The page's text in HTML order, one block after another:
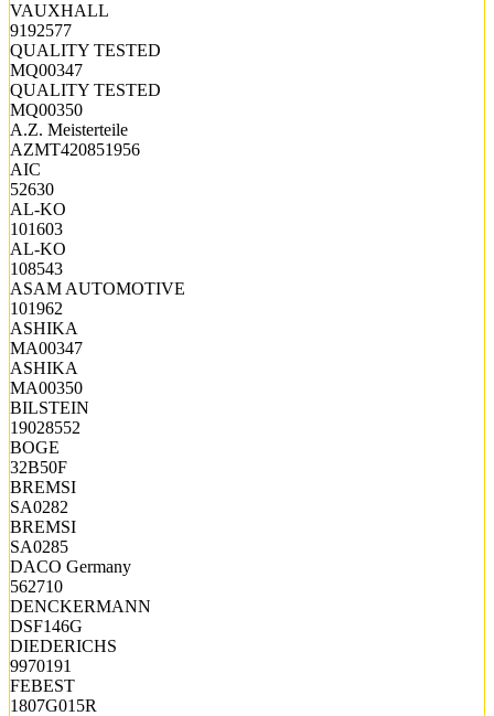
VAUXHALL
9192577
QUALITY TESTED
MQ00347
QUALITY TESTED
MQ00350
A.Z. Meisterteile
AZMT420851956
AIC
52630
AL-KO
101603
AL-KO
108543
ASAM AUTOMOTIVE
101962
ASHIKA
MA00347
ASHIKA
MA00350
BILSTEIN
19028552
BOGE
32B50F
BREMSI
SA0282
BREMSI
SA0285
DACO Germany
562710
DENCKERMANN
DSF146G
DIEDERICHS
9970191
FEBEST
1807G015R